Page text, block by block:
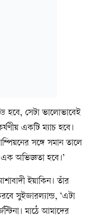
হবে, সেটা ভালোভাবেই
একটি ম্যাচ হবে।
সঙ্গে সমান তালে
এক অভিজ্ঞতা হবে।’
ইয়াকিন। তাঁর
সুইজারল্যান্ড, ‘এটা
মাঠে আমাদের